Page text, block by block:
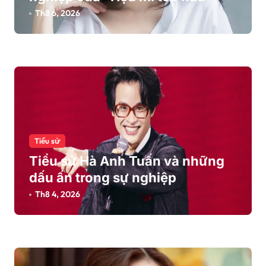
v
t
Th8 6, 2026
Tiểu sử
Tiểu sử Hà Anh Tuấn và những
dấu ấn trong sự nghiệp
Th8 4, 2026